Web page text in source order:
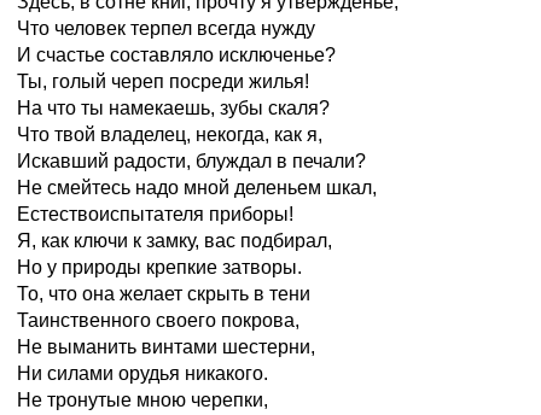
Что человек терпел всегда нужду
И счастье составляло исключенье?
Ты, голый череп посреди жилья!
На что ты намекаешь, зубы скаля?
Что твой владелец, некогда, как я,
Искавший радости, блуждал в печали?
Не смейтесь надо мной деленьем шкал,
Естествоиспытателя приборы!
Я, как ключи к замку, вас подбирал,
Но у природы крепкие затворы.
То, что она желает скрыть в тени
Таинственного своего покрова,
Не выманить винтами шестерни,
Ни силами орудья никакого.
Не тронутые мною черепки,